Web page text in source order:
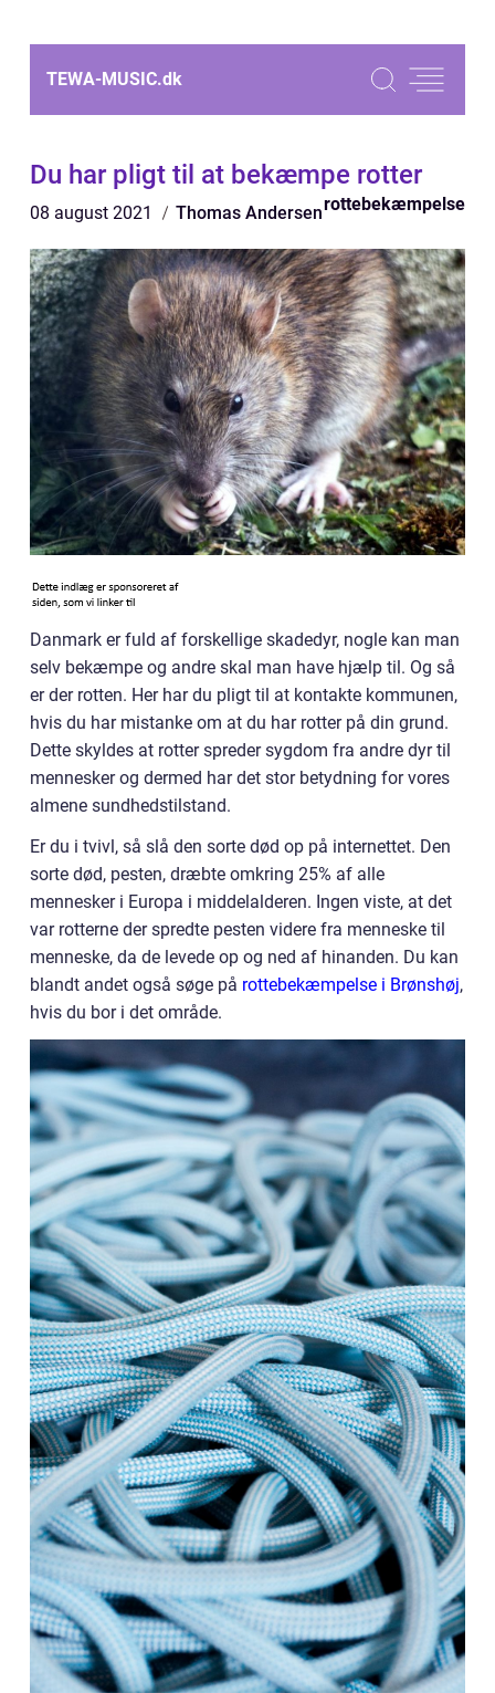
TEWA-MUSIC.dk
Du har pligt til at bekæmpe rotter
08 august 2021 Thomas Andersenrottebekæmpelse
Danmark er fuld af forskellige skadedyr, nogle kan man
selv bekæmpe og andre skal man have hjælp til. Og så
er der rotten. Her har du pligt til at kontakte kommunen,
hvis du har mistanke om at du har rotter på din grund.
Dette skyldes at rotter spreder sygdom fra andre dyr til
mennesker og dermed har det stor betydning for vores
almene sundhedstilstand.
Er du i tvivl, så slå den sorte død op på internettet. Den
sorte død, pesten, dræbte omkring 25% af alle
mennesker i Europa i middelalderen. Ingen viste, at det
var rotterne der spredte pesten videre fra menneske til
menneske, da de levede op og ned af hinanden. Du kan
blandt andet også søge på rottebekæmpelse i Brønshøj,
hvis du bor i det område.